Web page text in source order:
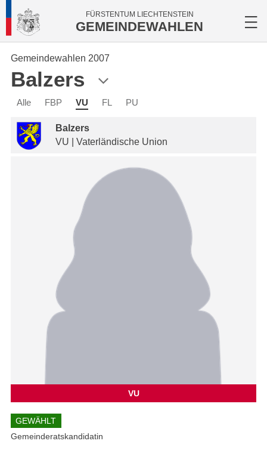
FÜRSTENTUM LIECHTENSTEIN
GEMEINDEWAHLEN
Gemeindewahlen 2007
Balzers
Alle FBP VU FL PU
Balzers
VU | Vaterländische Union
VU
GEWÄHLT
Gemeinderatskandidatin